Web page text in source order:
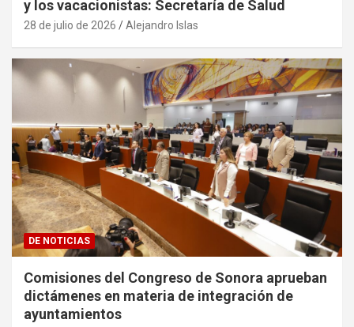
y los vacacionistas: Secretaría de Salud
28 de julio de 2026 Alejandro Islas
DE NOTICIAS
Comisiones del Congreso de Sonora aprueban
dictámenes en materia de integración de
ayuntamientos